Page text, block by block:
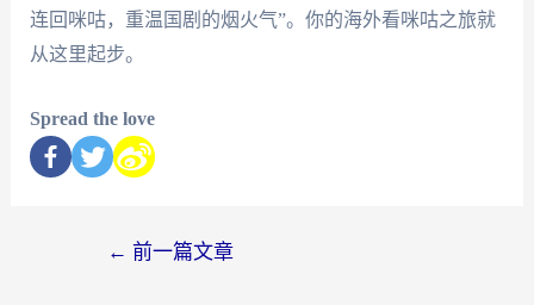
连回咪咕，重温国剧的烟火气”。你的海外看咪咕之旅就
从这里起步。
Spread the love
← 前一篇文章